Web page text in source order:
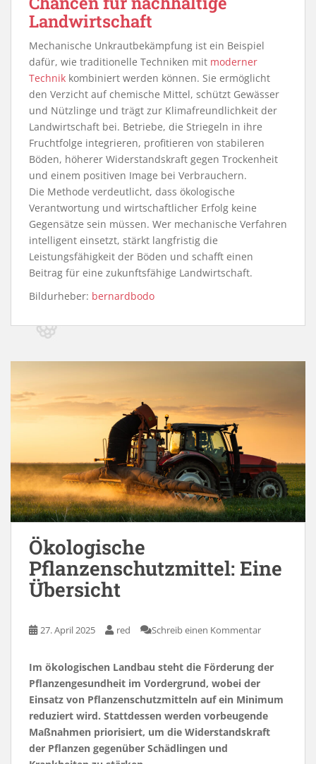
Landwirtschaft
Mechanische Unkrautbekämpfung ist ein Beispiel
dafür, wie traditionelle Techniken mit moderner
Technik kombiniert werden können. Sie ermöglicht
den Verzicht auf chemische Mittel, schützt Gewässer
und Nützlinge und trägt zur Klimafreundlichkeit der
Landwirtschaft bei. Betriebe, die Striegeln in ihre
Fruchtfolge integrieren, profitieren von stabileren
Böden, höherer Widerstandskraft gegen Trockenheit
und einem positiven Image bei Verbrauchern.
Die Methode verdeutlicht, dass ökologische
Verantwortung und wirtschaftlicher Erfolg keine
Gegensätze sein müssen. Wer mechanische Verfahren
intelligent einsetzt, stärkt langfristig die
Leistungsfähigkeit der Böden und schafft einen
Beitrag für eine zukunftsfähige Landwirtschaft.
Bildurheber: bernardbodo
Ökologische
Pflanzenschutzmittel: Eine
Übersicht
27. April 2025 red Schreib einen Kommentar
Im ökologischen Landbau steht die Förderung der
Pflanzengesundheit im Vordergrund, wobei der
Einsatz von Pflanzenschutzmitteln auf ein Minimum
reduziert wird. Stattdessen werden vorbeugende
Maßnahmen priorisiert, um die Widerstandskraft
der Pflanzen gegenüber Schädlingen und